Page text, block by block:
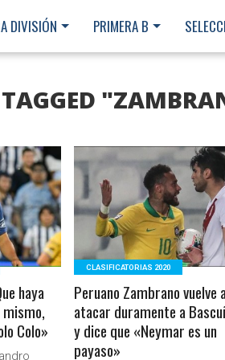
DIVISIÓN PRIMERA B
haya
Colo»
LEER MÁS
CLASIFICATORIAS 2020
Peruano Zambrano vuelve
atacar duramente a
y dice que «Neymar es un
payaso»